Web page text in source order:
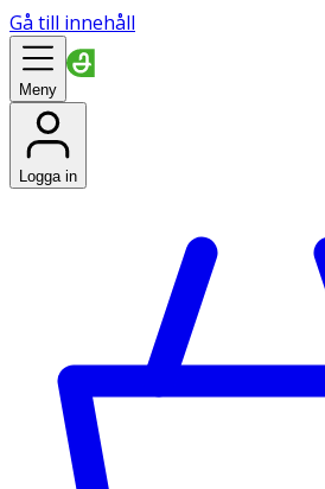
Gå till innehåll
Meny
Logga in